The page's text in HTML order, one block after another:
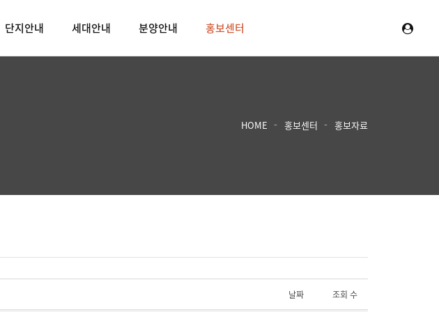
단지안내 세대안내 분양안내 홍보센터
HOME 홍보센터 홍보자료
날짜 조회 수